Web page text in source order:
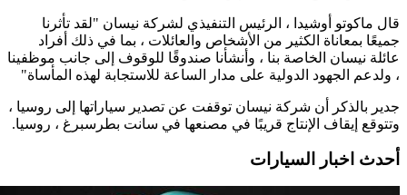
قال ماكوتو أوشيدا ، الرئيس التنفيذي لشركة نيسان "لقد تأثرنا
جميعًا بمعاناة الكثير من الأشخاص والعائلات ، بما في ذلك أفراد
عائلة نيسان الخاصة بنا ، وأنشأنا صندوقًا للوقوف إلى جانب موظفينا
، ولدعم الجهود الدولية على مدار الساعة للاستجابة لهذه المأساة"
جدير بالذكر أن شركة نيسان توقفت عن تصدير سياراتها إلى روسيا ،
وتتوقع إيقاف الإنتاج قريبًا في مصنعها في سانت بطرسبرغ ، روسيا.
أحدث اخبار السيارات